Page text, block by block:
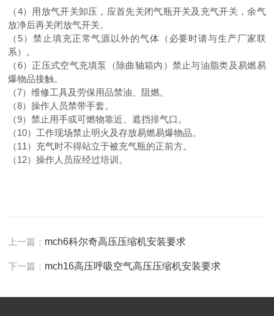
（4）用放气开关卸压，应首先关闭气瓶开关及充气开关，余气
放净后再关闭放气开关。
（5）禁止填充正常气源以外的气体（必要时请与生产厂家联
系）。
（6）正压式空气充填泵（除曲轴箱内）禁止与油脂类及易燃易
爆物品接触。
（7）维修工具及劳保用品禁油、阻燃。
（8）操作人员禁带手套。
（9）禁止用手或可燃物靠近、遮挡排气口。
（10）工作现场禁止明火及存放易燃易爆物品。
（11）充气时不得站立于被充气瓶的正前方。
（12）操作人员应经过培训。
上一篇： mch6科尔奇高压压缩机安装要求
下一篇： mch16高压呼吸空气高压压缩机安装要求